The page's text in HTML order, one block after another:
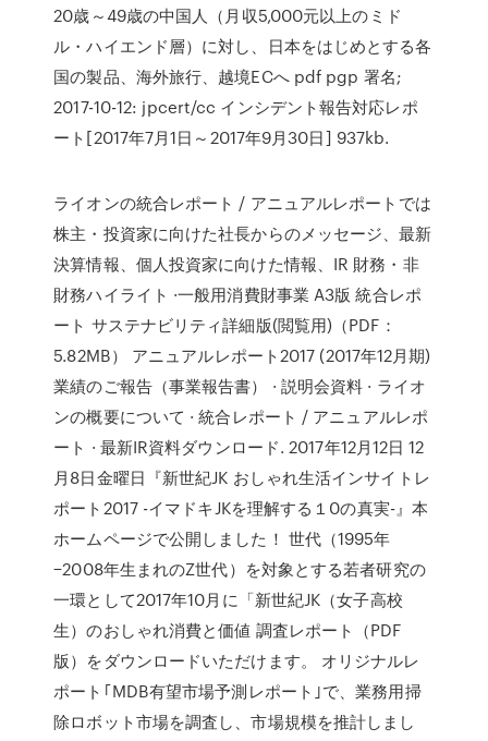
20歳～49歳の中国人（月収5,000元以上のミド
ル・ハイエンド層）に対し、日本をはじめとする各
国の製品、海外旅行、越境ECへ pdf pgp 署名;
2017-10-12: jpcert/cc インシデント報告対応レポ
ート[2017年7月1日～2017年9月30日] 937kb.
ライオンの統合レポート / アニュアルレポートでは
株主・投資家に向けた社長からのメッセージ、最新
決算情報、個人投資家に向けた情報、IR 財務・非
財務ハイライト ·一般用消費財事業 A3版 統合レポ
ート サステナビリティ詳細版(閲覧用)（PDF：
5.82MB） アニュアルレポート2017 (2017年12月期)
業績のご報告（事業報告書） · 説明会資料 · ライオ
ンの概要について · 統合レポート / アニュアルレポ
ート · 最新IR資料ダウンロード. 2017年12月12日 12
月8日金曜日『新世紀JK おしゃれ生活インサイトレ
ポート2017 -イマドキJKを理解する１0の真実-』本
ホームページで公開しました！ 世代（1995年
−2008年生まれのZ世代）を対象とする若者研究の
一環として2017年10月に「新世紀JK（女子高校
生）のおしゃれ消費と価値 調査レポート（PDF
版）をダウンロードいただけます。 オリジナルレ
ポート｢MDB有望市場予測レポート｣で、業務用掃
除ロボット市場を調査し、市場規模を推計しまし